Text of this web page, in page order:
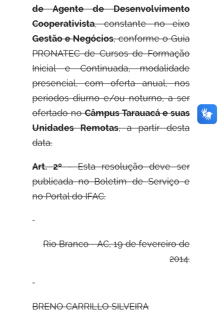
de Agente de Desenvolvimento
Cooperativista, constante no eixo
Gestão e Negócios, conforme o Guia
PRONATEC de Cursos de Formação
Inicial e Continuada, modalidade
presencial, com oferta anual, nos
períodos diurno e/ou noturno, a ser
ofertado noCâmpus Tarauacá e suas
Unidades Remotas, a partir desta
data.
Art. 2º- Esta resolução deve ser
publicada no Boletim de Serviço e
no Portal do IFAC.
Rio Branco - AC, 19 de fevereiro de
2014.
BRENOCARRILLOSILVEIRA